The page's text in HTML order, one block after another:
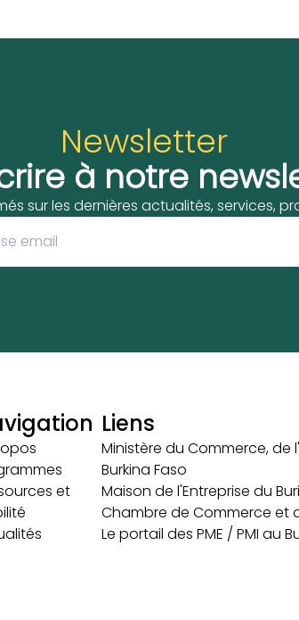
Newsletter
à notre
sur les dernières actualités, services,
et
Liens
Ministère du Commerce, de
Burkina Faso
Maison de l'Entreprise du
Chambre de Commerce et
Le portail des PME / PMI au